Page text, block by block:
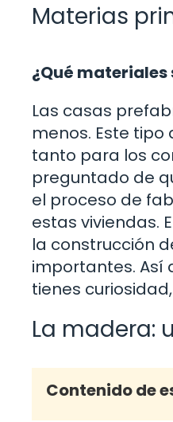
Materias
¿Qué
Las casas
menos. Este
tanto para los
preguntado de
el proceso de
estas viviendas.
la construcción
importantes. Así
tienes
La madera:
Contenido de